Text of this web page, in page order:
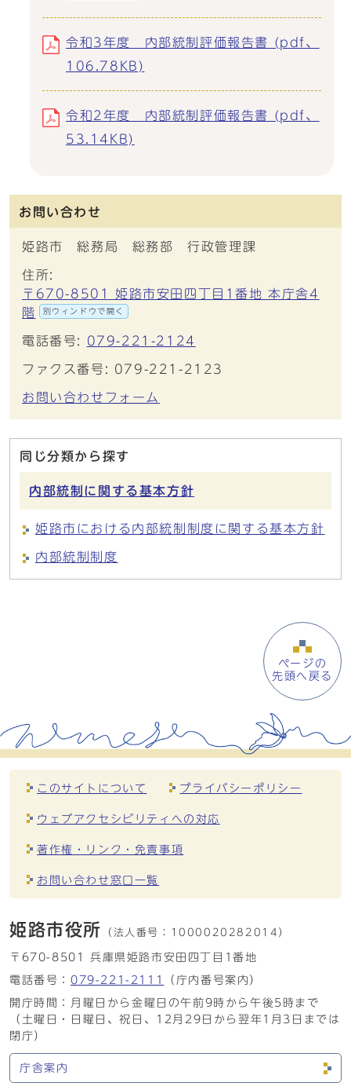
令和3年度 内部統制評価報告書 (pdf、
106.78KB)
令和2年度 内部統制評価報告書 (pdf、
53.14KB)
お問い合わせ
姫路市 総務局 総務部 行政管理課
住所:
〒670-8501 姫路市安田四丁目1番地 本庁舎4
階
別ウィンドウで開く
電話番号: 079-221-2124
ファクス番号: 079-221-2123
お問い合わせフォーム
同じ分類から探す
内部統制に関する基本方針
姫路市における内部統制制度に関する基本方針
内部統制制度
ページの
先頭へ戻る
このサイトについて プライバシーポリシー
ウェブアクセシビリティへの対応
著作権・リンク・免責事項
お問い合わせ窓口一覧
姫路市役所 （法人番号： 1000020282014）
〒670-8501 兵庫県姫路市安田四丁目1番地
電話番号： 079-221-2111
（庁内番号案内）
開庁時間：月曜日から金曜日の午前9時から午後5時まで
（土曜日・日曜日、祝日、12月29日から翌年1月3日までは
閉庁）
庁舎案内